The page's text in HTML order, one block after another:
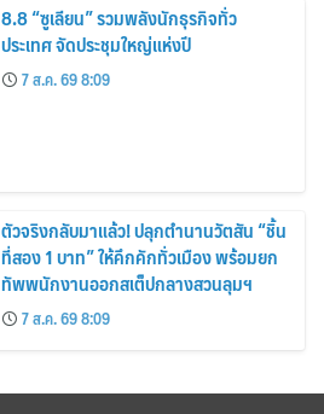
8.8 “ซูเลียน” รวมพลังนักธุรกิจทั่ว
ประเทศ จัดประชุมใหญ่แห่งปี
7 ส.ค. 69 8:09
ตัวจริงกลับมาแล้ว! ปลุกตำนานวัตสัน “ชิ้น
ที่สอง 1 บาท” ให้คึกคักทั่วเมือง พร้อมยก
ทัพพนักงานออกสเต็ปกลางสวนลุมฯ
7 ส.ค. 69 8:09